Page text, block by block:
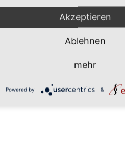
Akzeptieren
Ablehnen
mehr
Powered by &